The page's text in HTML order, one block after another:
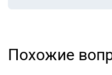
Похожие